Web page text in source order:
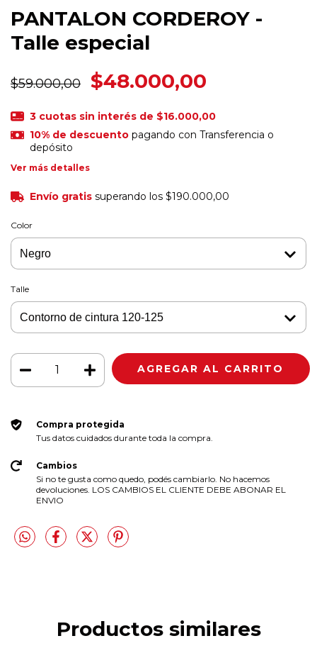
PANTALON CORDEROY -
Talle especial
$59.000,00 $48.000,00
3 cuotas sin interés de $16.000,00
10% de descuentopagando con Transferencia o
depósito
Ver más detalles
Envío gratis superando los $190.000,00
Color
Talle
Compra protegida
Tus datos cuidados durante toda la compra.
Cambios
Si no te gusta como quedo, podés cambiarlo. No hacemos
devoluciones. LOS CAMBIOS EL CLIENTE DEBE ABONAR EL
ENVIO
Productos similares